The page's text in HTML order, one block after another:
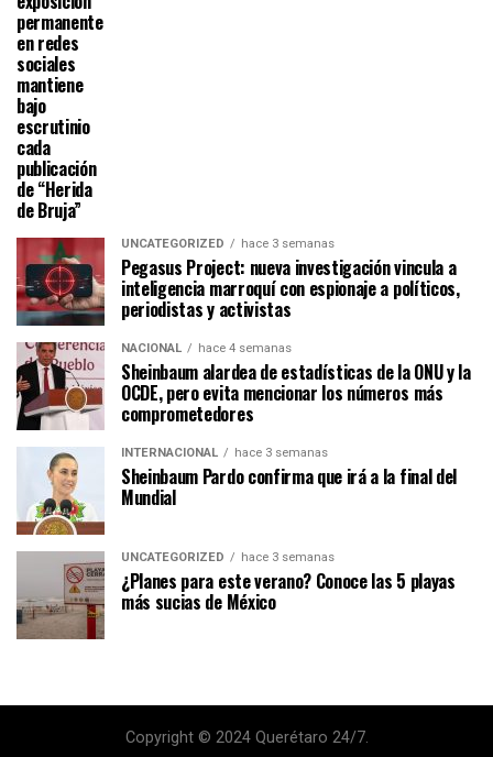
permanente
en redes
sociales
mantiene
bajo
escrutinio
cada
publicación
de “Herida
de Bruja”
UNCATEGORIZED hace 3 semanas
Pegasus Project: nueva investigación vincula a
inteligencia marroquí con espionaje a políticos,
periodistas y activistas
NACIONAL hace 4 semanas
Sheinbaum alardea de estadísticas de la ONU y la
OCDE, pero evita mencionar los números más
comprometedores
INTERNACIONAL hace 3 semanas
Sheinbaum Pardo confirma que irá a la final del
Mundial
UNCATEGORIZED hace 3 semanas
¿Planes para este verano? Conoce las 5 playas
más sucias de México
Copyright © 2024 Querétaro 24/7.